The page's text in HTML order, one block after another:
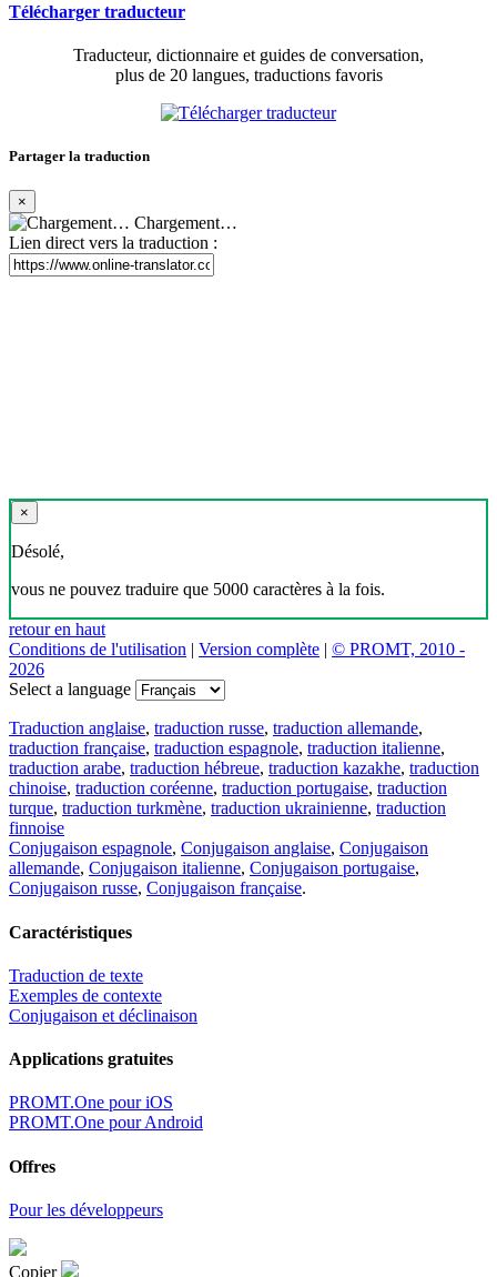
Télécharger traducteur
Traducteur, dictionnaire et guides de conversation,
plus de 20 langues, traductions favoris
Partager la traduction
×
Chargement…
Lien direct vers la traduction :
×
Désolé,
vous ne pouvez traduire que 5000 caractères à la fois.
retour en haut
Conditions de l'utilisation | Version complète | © PROMT, 2010 -
2026
Select a language
Traduction anglaise, traduction russe, traduction allemande,
traduction française, traduction espagnole, traduction italienne,
traduction arabe, traduction hébreue, traduction kazakhe, traduction
chinoise, traduction coréenne, traduction portugaise, traduction
turque, traduction turkmène, traduction ukrainienne, traduction
finnoise
Conjugaison espagnole, Conjugaison anglaise, Conjugaison
allemande, Conjugaison italienne, Conjugaison portugaise,
Conjugaison russe, Conjugaison française.
Caractéristiques
Traduction de texte
Exemples de contexte
Conjugaison et déclinaison
Applications gratuites
PROMT.One pour iOS
PROMT.One pour Android
Offres
Pour les développeurs
Copier